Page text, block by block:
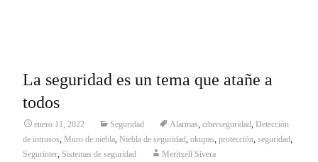
La seguridad es un tema que atañe a
todos
enero 11, 2022 Seguridad Alarmas, ciberseguridad, Detección
de intrusos, Muro de niebla, Niebla de seguridad, okupas, protección, seguridad,
Segurinter, Sistemas de seguridad Meritxell Sivera